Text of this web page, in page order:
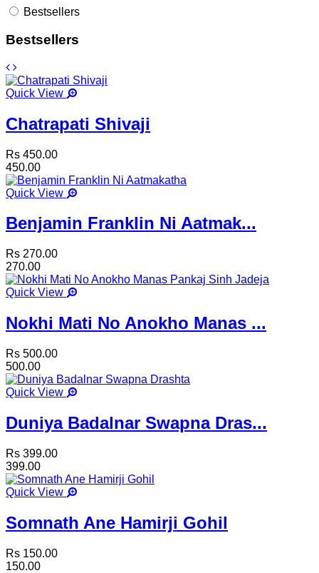
Bestsellers
Bestsellers
Quick View
Chatrapati Shivaji
Rs 450.00
450.00
Quick View
Benjamin Franklin Ni Aatmak...
Rs 270.00
270.00
Quick View
Nokhi Mati No Anokho Manas ...
Rs 500.00
500.00
Quick View
Duniya Badalnar Swapna Dras...
Rs 399.00
399.00
Quick View
Somnath Ane Hamirji Gohil
Rs 150.00
150.00